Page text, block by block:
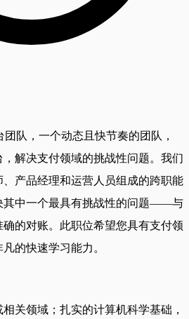
团队，一个动态且快节奏的团队，
解决支付领域的挑战性问题。我们
产品经理和运营人员组成的跨职能
其中一个最具有挑战性的问题——与
的对账。此职位希望您具有支付领
的快速学习能力。
关领域；扎实的计算机科学基础，